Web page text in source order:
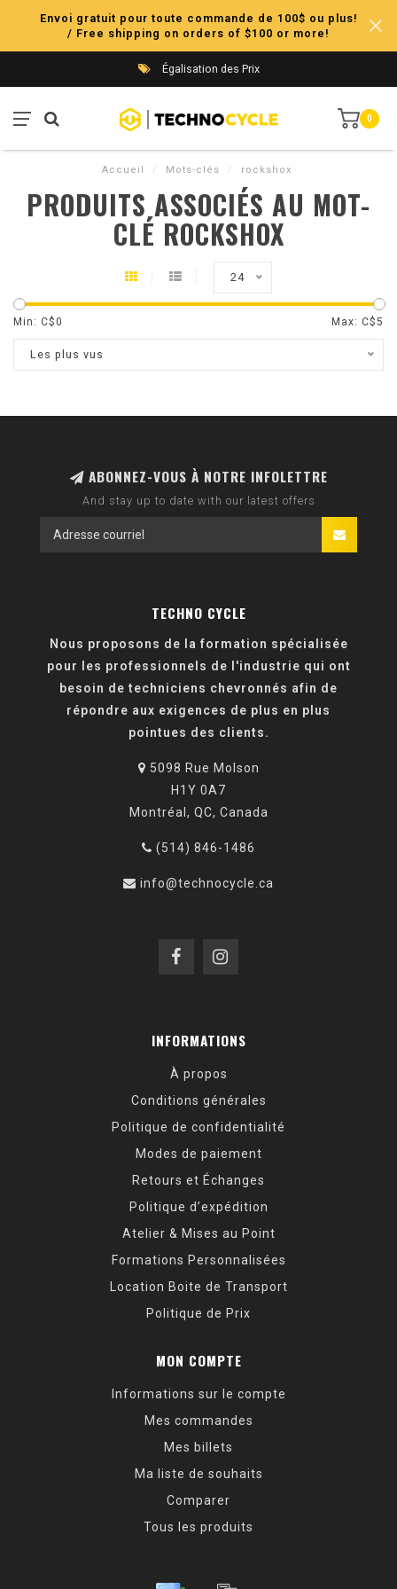
Envoi gratuit pour toute commande de 100$ ou plus!
/ Free shipping on orders of $100 or more!
Égalisation des Prix
0
Accueil / Mots-clés / rockshox
PRODUITS ASSOCIÉS AU MOT-
CLÉ ROCKSHOX
24
Min: C$0 Max: C$5
Les plus vus
ABONNEZ-VOUS À NOTRE INFOLETTRE
And stay up to date with our latest offers
TECHNO CYCLE
Nous proposons de la formation spécialisée
pour les professionnels de l'industrie qui ont
besoin de techniciens chevronnés afin de
répondre aux exigences de plus en plus
pointues des clients.
5098 Rue Molson
H1Y 0A7
Montréal, QC, Canada
(514) 846-1486
info@technocycle.ca
INFORMATIONS
À propos
Conditions générales
Politique de confidentialité
Modes de paiement
Retours et Échanges
Politique d’expédition
Atelier & Mises au Point
Formations Personnalisées
Location Boite de Transport
Politique de Prix
MON COMPTE
Informations sur le compte
Mes commandes
Mes billets
Ma liste de souhaits
Comparer
Tous les produits